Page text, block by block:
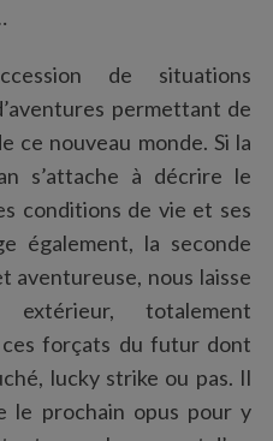
de situations
permettant de
ce nouveau monde. Si la
s’attache à décrire le
conditions de vie et ses
également, la seconde
aventureuse, nous laisse
totalement
forçats du futur dont
lucky strike ou pas. Il
le prochain opus pour y